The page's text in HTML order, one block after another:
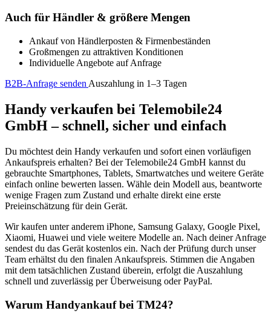
Auch für Händler & größere Mengen
Ankauf von Händlerposten & Firmenbeständen
Großmengen zu attraktiven Konditionen
Individuelle Angebote auf Anfrage
B2B-Anfrage senden Auszahlung in 1–3 Tagen
Handy verkaufen bei Telemobile24
GmbH – schnell, sicher und einfach
Du möchtest dein Handy verkaufen und sofort einen vorläufigen
Ankaufspreis erhalten? Bei der Telemobile24 GmbH kannst du
gebrauchte Smartphones, Tablets, Smartwatches und weitere Geräte
einfach online bewerten lassen. Wähle dein Modell aus, beantworte
wenige Fragen zum Zustand und erhalte direkt eine erste
Preieinschätzung für dein Gerät.
Wir kaufen unter anderem iPhone, Samsung Galaxy, Google Pixel,
Xiaomi, Huawei und viele weitere Modelle an. Nach deiner Anfrage
sendest du das Gerät kostenlos ein. Nach der Prüfung durch unser
Team erhältst du den finalen Ankaufspreis. Stimmen die Angaben
mit dem tatsächlichen Zustand überein, erfolgt die Auszahlung
schnell und zuverlässig per Überweisung oder PayPal.
Warum Handyankauf bei TM24?